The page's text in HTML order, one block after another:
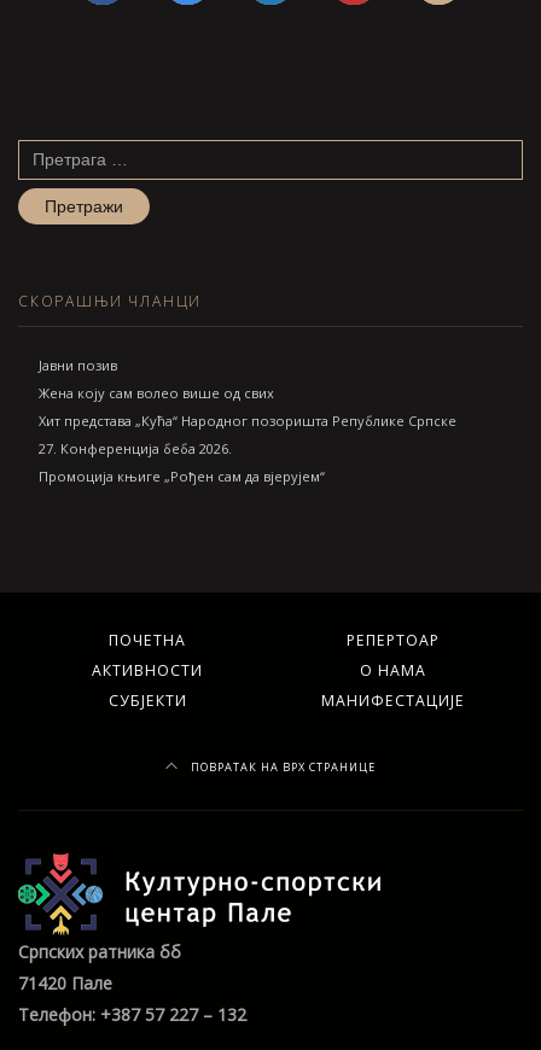
Претрага
СКОРАШЊИ ЧЛАНЦИ
Jавни позив
Жена коју сам волео више од свих
Хит представа „Кућа“ Народног позоришта Републике Српске
27. Конференција беба 2026.
Промоција књиге „Рођен сам да вјерујем“
ПОЧЕТНА
РЕПЕРТОАР
АКТИВНОСТИ
О НАМА
СУБЈЕКТИ
МАНИФЕСТАЦИЈЕ
ПОВРАТАК НА ВРХ СТРАНИЦЕ
Српских ратника бб
71420 Пале
Телефон: +387 57 227 – 132